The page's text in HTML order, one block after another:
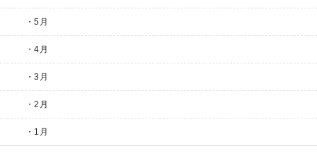
・5月
・4月
・3月
・2月
・1月